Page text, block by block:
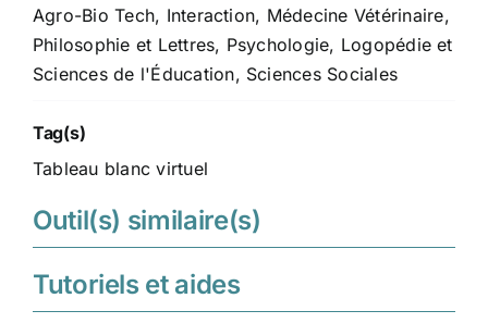
Agro-Bio Tech, Interaction, Médecine Vétérinaire,
Philosophie et Lettres, Psychologie, Logopédie et
Sciences de l'Éducation, Sciences Sociales
Tag(s)
Tableau blanc virtuel
Outil(s) similaire(s)
Tutoriels et aides